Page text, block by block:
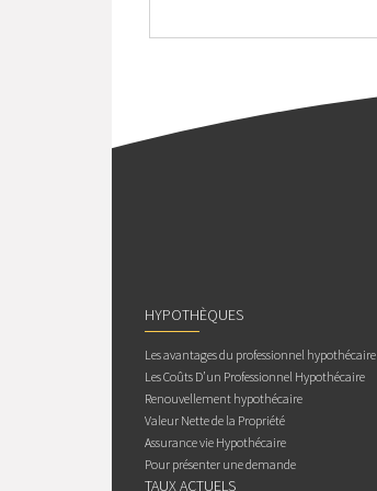
HYPOTHÈQUES
Les avantages du professionnel hypothécaire
Les Coûts D’un Professionnel Hypothécaire
Renouvellement hypothécaire
Valeur Nette de la Propriété
Assurance vie Hypothécaire
Pour présenter une demande
TAUX ACTUELS